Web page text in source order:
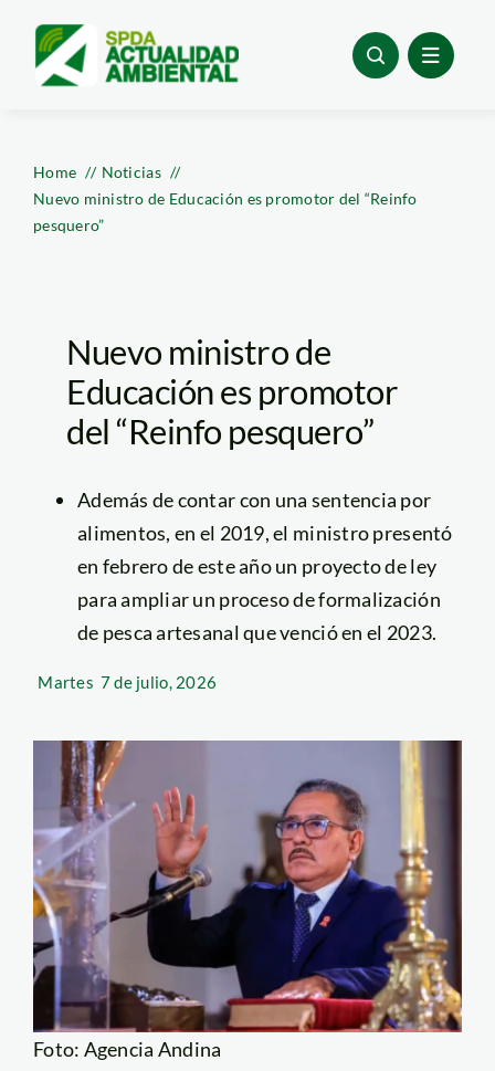
content
Home
Noticias
Nuevo ministro de Educación es promotor del “Reinfo
pesquero”
Nuevo ministro de
Educación es promotor
del “Reinfo pesquero”
Además de contar con una sentencia por
alimentos, en el 2019, el ministro presentó
en febrero de este año un proyecto de ley
para ampliar un proceso de formalización
de pesca artesanal que venció en el 2023.
Martes 7 de julio, 2026
Foto: Agencia Andina